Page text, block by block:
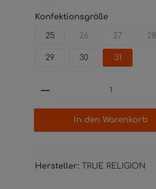
Konfektionsgröße
25 26 27 28
29 30 31
In den Warenkorb
Hersteller: TRUE RELIGION